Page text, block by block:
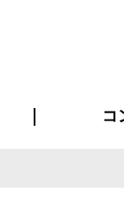
コ